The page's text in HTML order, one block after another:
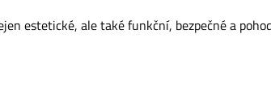
estetické, ale také funkční, bezpečné a